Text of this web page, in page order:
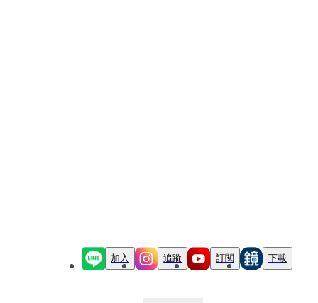
加入 追蹤 訂閱 下載